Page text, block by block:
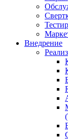
Внедрение